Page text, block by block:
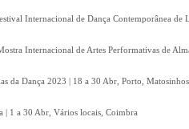
Internacional de Dança Contemporânea
Internacional de Artes Performativas de
da Dança 2023 | 18 a 30 Abr, Porto,
| 1 a 30 Abr, Vários locais, Coimbra